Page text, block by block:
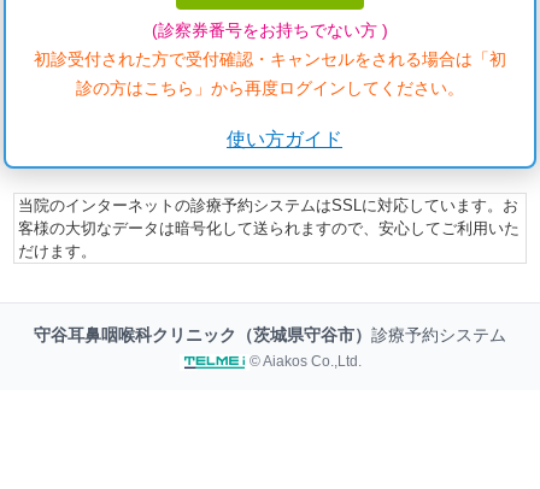
(診察券番号をお持ちでない方 )
初診受付された方で受付確認・キャンセルをされる場合は「初
診の方はこちら」から再度ログインしてください。
使い方ガイド
当院のインターネットの診療予約システムはSSLに対応しています。お
客様の大切なデータは暗号化して送られますので、安心してご利用いた
だけます。
守谷耳鼻咽喉科クリニック（茨城県守谷市） 診療予約システム
© Aiakos Co.,Ltd.